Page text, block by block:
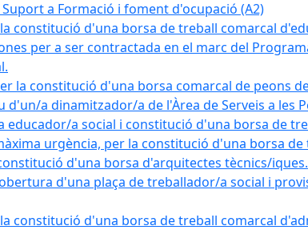
Suport a Formació i foment d'ocupació (A2)
constitució d'una borsa de treball comarcal
per a ser contractada en el marc del
la constitució d'una borsa comarcal de peons
d'un/a dinamitzador/a de l'Àrea de Serveis a les
educador/a social i constitució d'una borsa de
urgència, per la constitució d'una borsa de
d'una borsa d'arquitectes tècnics/iques.
d'una plaça de treballador/a social i
constitució d'una borsa de treball comarcal